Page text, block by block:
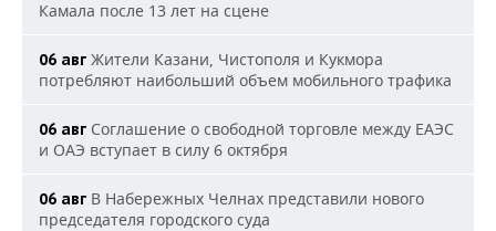
Камала после 13 лет на сцене
06 авг Жители Казани, Чистополя и Кукмора
потребляют наибольший объем мобильного трафика
06 авг Соглашение о свободной торговле между ЕАЭС
и ОАЭ вступает в силу 6 октября
06 авг В Набережных Челнах представили нового
председателя городского суда